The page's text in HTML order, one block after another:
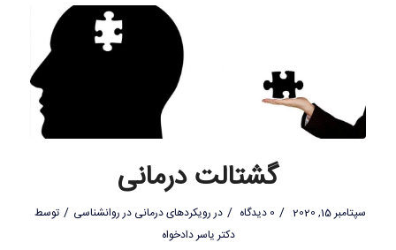
گشتالت درمانی
سپتامبر 15, 2020 / 0 دیدگاه / در رویکردهای درمانی در روانشناسی / توسط
دکتر یاسر دادخواه